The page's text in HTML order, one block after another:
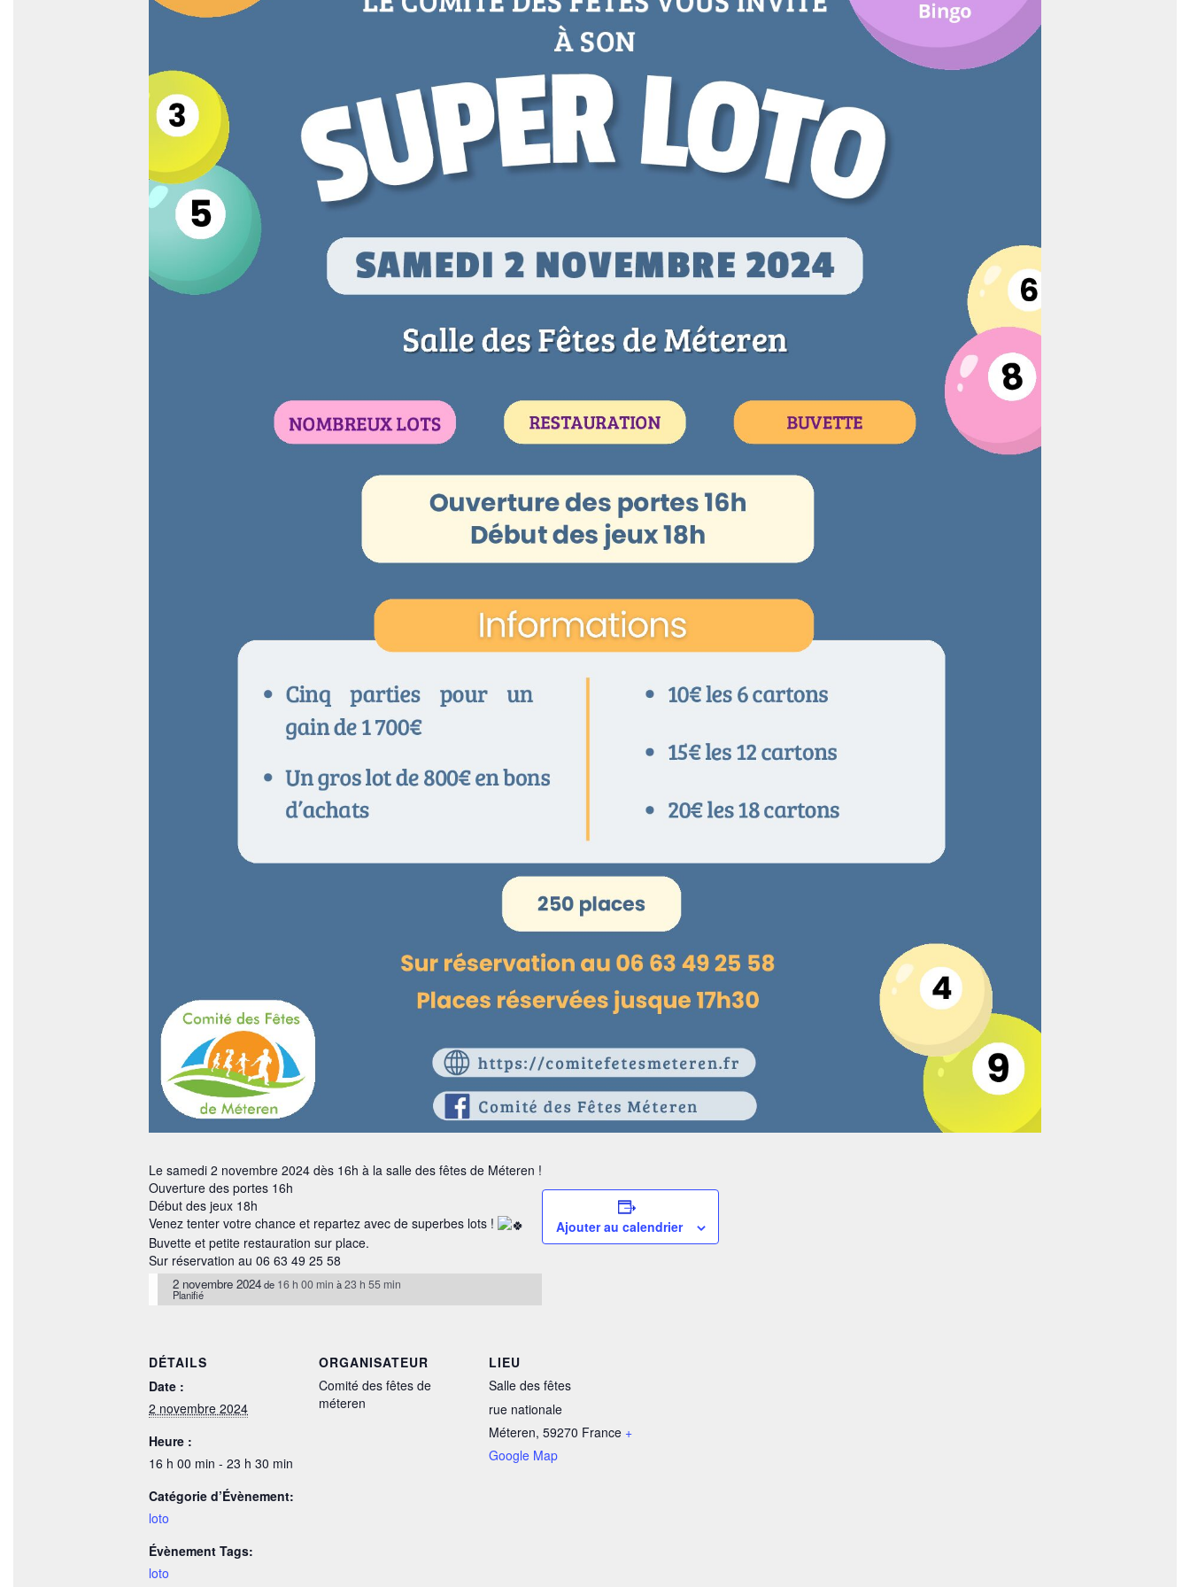
Le samedi 2 novembre 2024 dès 16h à la salle des fêtes de Méteren !
Ouverture des portes 16h
Début des jeux 18h
Venez tenter votre chance et repartez avec de superbes lots !
Buvette et petite restauration sur place.
Sur réservation au 06 63 49 25 58
2 novembre 2024 de 16 h 00 min à 23 h 55 min
Planifié
Ajouter au calendrier
DÉTAILS
Date :
2 novembre 2024
Heure :
16 h 00 min - 23 h 30 min
Catégorie d’Évènement:
loto
Évènement Tags:
loto
ORGANISATEUR
Comité des fêtes de
méteren
LIEU
Salle des fêtes
rue nationale
Méteren, 59270 France +
Google Map